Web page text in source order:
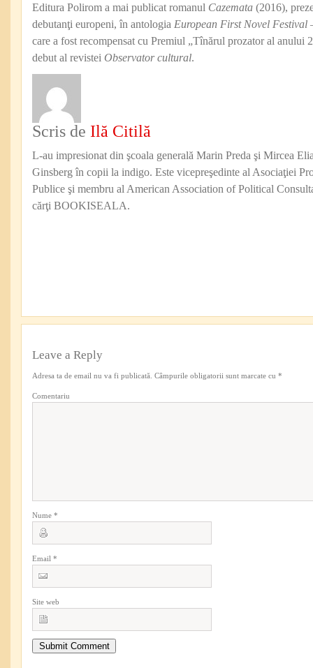
Editura Polirom a mai publicat romanul Cazemata (2016),
debutanţi europeni, în antologia European First Novel Festival
care a fost recompensat cu Premiul „Tînărul prozator al anului
debut al revistei Observator cultural.
Scris de Ilă Citilă
L-au impresionat din şcoala generală Marin Preda şi Mircea
Ginsberg în copii la indigo. Este vicepreşedinte al Asociaţiei
Publice şi membru al American Association of Political
cărţi BOOKISEALA.
Leave a Reply
Adresa ta de email nu va fi publicată. Câmpurile obligatorii sunt marcate cu *
Comentariu
Nume *
Email *
Site web